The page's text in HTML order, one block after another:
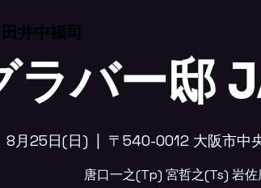
井中福司
ラバー邸
8月25日(日) 〒540-0012 大阪市中
唐口一之(Tp) 宮哲之(Ts) 岩